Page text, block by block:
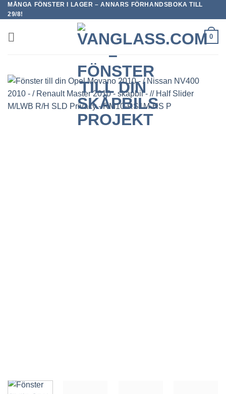
Skip
to
content
MÅNGA FÖNSTER I LAGER – ANNARS FÖRHANDSBOKA TILL
29/8!
0